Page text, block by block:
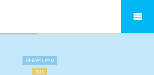
DREAM LAND
SUS